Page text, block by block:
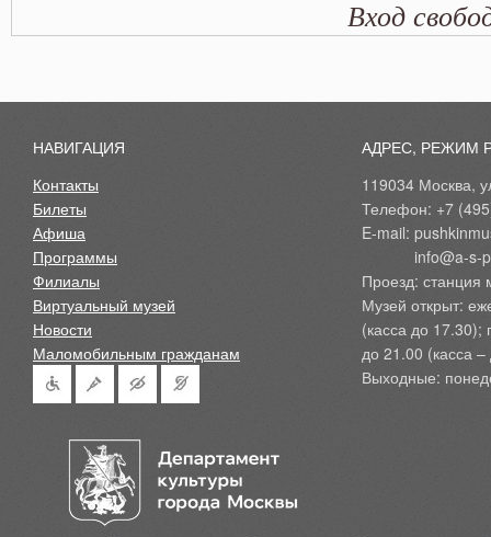
Вход
НАВИГАЦИЯ
Контакты
Билеты
Афиша
Программы
Филиалы
Виртуальный музей
Новости
Маломобильным гражданам
АДРЕС, РЕЖИМ
119034 Москва,
Телефон: +7
E-mail:
Проезд: станция
Музей открыт:
(касса до 17.30);
до 21.00 (касса
Выходные: